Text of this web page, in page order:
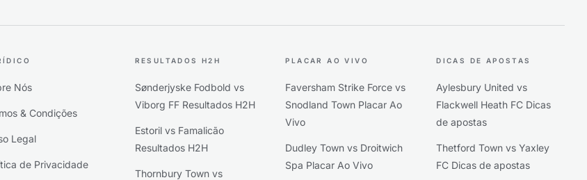
Nós
& Condições
Legal
de Privacidade
RESULTADOS H2H
Sønderjyske Fodbold vs
Viborg FF Resultados H2H
Estoril vs Famalicão
Resultados H2H
Thornbury Town vs
PLACAR AO VIVO
Faversham Strike Force vs
Snodland Town Placar Ao
Vivo
Dudley Town vs Droitwich
Spa Placar Ao Vivo
DICAS DE APOSTAS
Aylesbury United vs
Flackwell Heath FC Dicas
de apostas
Thetford Town vs Yaxley
FC Dicas de apostas